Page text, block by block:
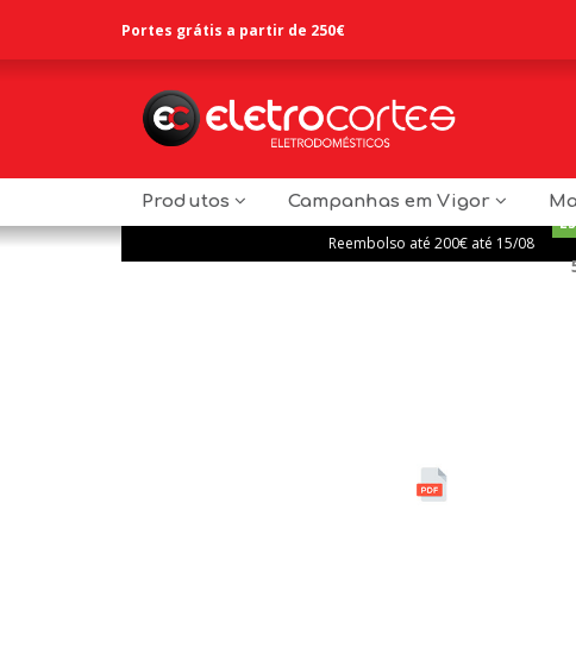
Portes grátis a partir de 250€
Produtos Campanhas em Vigor
Reembolso até 200€ até 15/08